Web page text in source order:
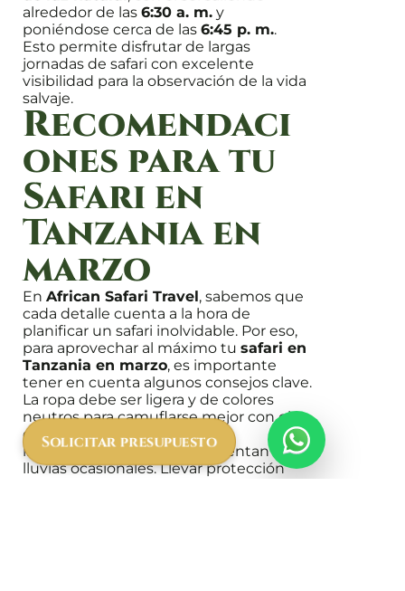
alrededor de las 6:30 a. m. y
poniéndose cerca de las 6:45 p. m..
Esto permite disfrutar de largas
jornadas de safari con excelente
visibilidad para la observación de la vida
salvaje.
Recomendaci
ones para tu
Safari en
Tanzania en
marzo
En African Safari Travel, sabemos que
cada detalle cuenta a la hora de
planificar un safari inolvidable. Por eso,
para aprovechar al máximo tu safari en
Tanzania en marzo, es importante
tener en cuenta algunos consejos clave.
La ropa debe ser ligera y de colores
neutros para camuflarse mejor con el
entorno, además de incluir
impermeables por si se presentan
lluvias ocasionales. Llevar protección
Solicitar presupuesto